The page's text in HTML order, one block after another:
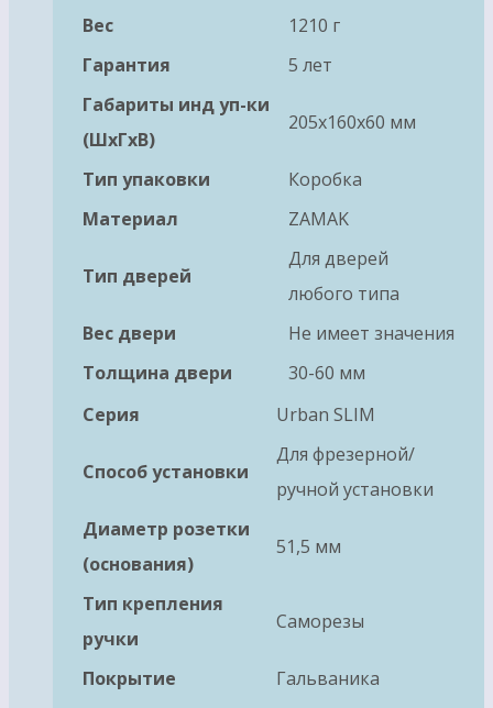
Вес
1210 г
Гарантия
5 лет
Габариты инд уп-ки
(ШхГхВ)
205x160x60 мм
Тип упаковки
Коробка
Материал
ZAMAK
Тип дверей
Для дверей
любого типа
Вес двери
Не имеет значения
Толщина двери
30-60 мм
Серия
Urban SLIM
Способ установки
Для фрезерной/
ручной установки
Диаметр розетки
(основания)
51,5 мм
Тип крепления
ручки
Саморезы
Покрытие
Гальваника